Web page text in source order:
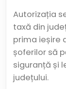
Autorizația
taxă din
prima ieșire
șoferilor să
siguranță și
județului.